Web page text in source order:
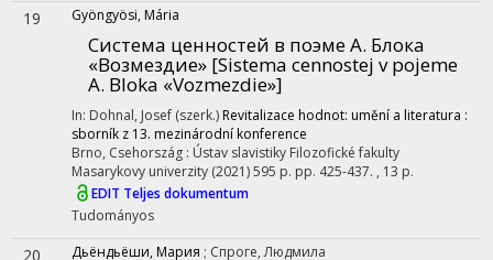
19 Gyöngyösi, Mária
Система ценностей в поэме А. Блока
«Возмездие» [Sistema cennostej v pojeme
A. Bloka «Vozmezdie»]
In: Dohnal, Josef (szerk.) Revitalizace hodnot: umění a literatura :
sborník z 13. mezinárodní konference
Brno, Csehország : Ústav slavistiky Filozofické fakulty
Masarykovy univerzity (2021)595 p. pp. 425-437. , 13 p.
EDIT Teljes dokumentum
Tudományos
20 Дьёндьёши, Мария ; Спроге, Людмила